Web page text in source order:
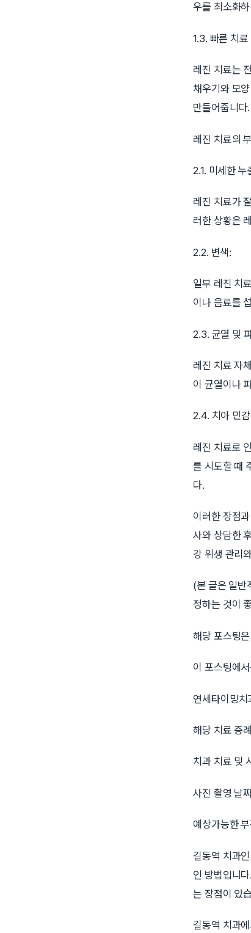
우를 최소화
1.3. 빠른 치료
레진 치료는
채우기와 모
만들어줍니다.
레진 치료의
2.1. 미세한 누
레진 치료가
러한 상황은
2.2. 변색:
일부 레진 치
이나 음료를
2.3. 균열 및
레진 치료 자
이 균열이나
2.4. 치아 민
레진 치료로
를 시도할 때
다.
이러한 장점
사와 상담한
강 위생 관리
(본 글은 일반
정하는 것이
해당 포스팅
이 포스팅에
연세타이밍
해당 치료 증
치과 치료 및
사진 촬영 날
예상가능한
길동역 치과
인 방법입니
는 장점이 있
길동역 치과